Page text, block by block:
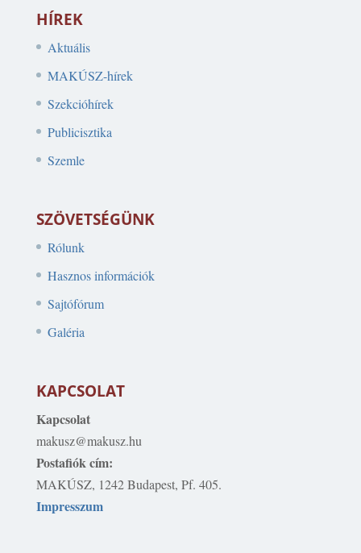
HÍREK
Aktuális
MAKÚSZ-hírek
Szekcióhírek
Publicisztika
Szemle
SZÖVETSÉGÜNK
Rólunk
Hasznos információk
Sajtófórum
Galéria
KAPCSOLAT
Kapcsolat
makusz@makusz.hu
Postafiók cím:
MAKÚSZ, 1242 Budapest, Pf. 405.
Impresszum